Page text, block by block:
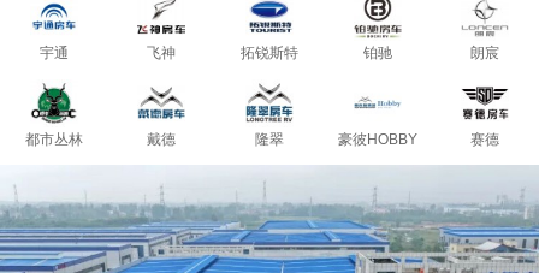
宇通 飞神 拓锐斯特 铂驰 朗宸
都市丛林 戴德 隆翠 豪彼HOBBY 赛德